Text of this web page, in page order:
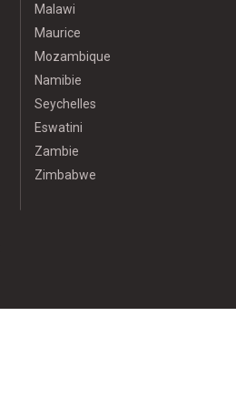
Malawi
Maurice
Mozambique
Namibie
Seychelles
Eswatini
Zambie
Zimbabwe